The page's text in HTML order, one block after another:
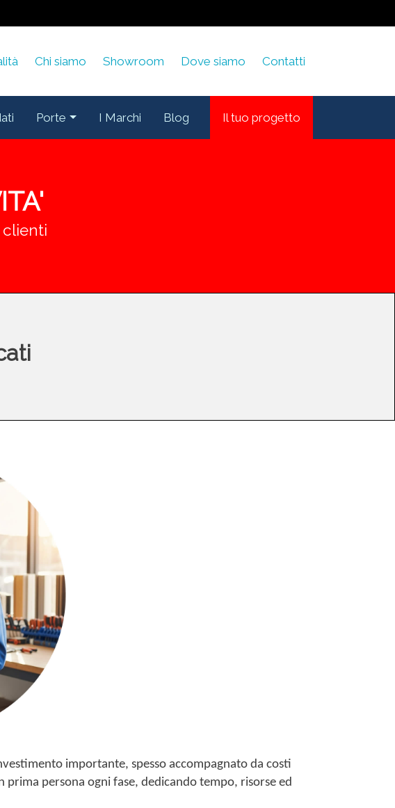
Chi siamo Showroom Dove siamo Contatti
Porte I Marchi Blog Il tuo progetto
clienti
importante, spesso accompagnato da costi
prima persona ogni fase, dedicando tempo, risorse ed